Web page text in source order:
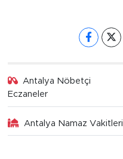
Antalya Nöbetçi
Eczaneler
Antalya Namaz Vakitleri